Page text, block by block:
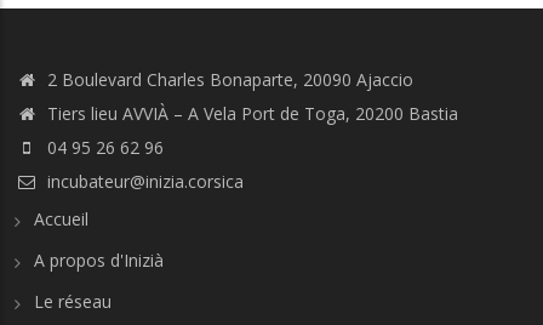
2 Boulevard Charles Bonaparte, 20090 Ajaccio
Tiers lieu AVVIÀ – A Vela Port de Toga, 20200 Bastia
04 95 26 62 96
incubateur@inizia.corsica
Accueil
A propos d'Inizià
Le réseau